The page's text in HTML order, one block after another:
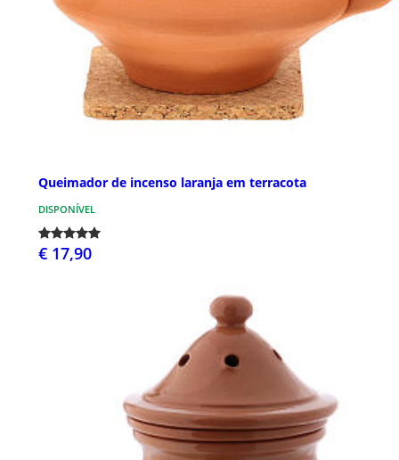
Queimador de incenso laranja em terracota
DISPONÍVEL
€ 17,90